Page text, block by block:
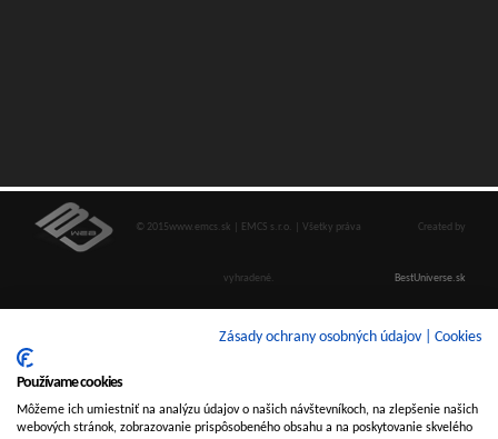
© 2015www.emcs.sk | EMCS s.r.o. | Všetky práva
vyhradené.
Created by
BestUniverse.sk
Zásady ochrany osobných údajov Cookies
Používame cookies
Môžeme ich umiestniť na analýzu údajov o našich návštevníkoch, na zlepšenie našich
webových stránok, zobrazovanie prispôsobeného obsahu a na poskytovanie skvelého